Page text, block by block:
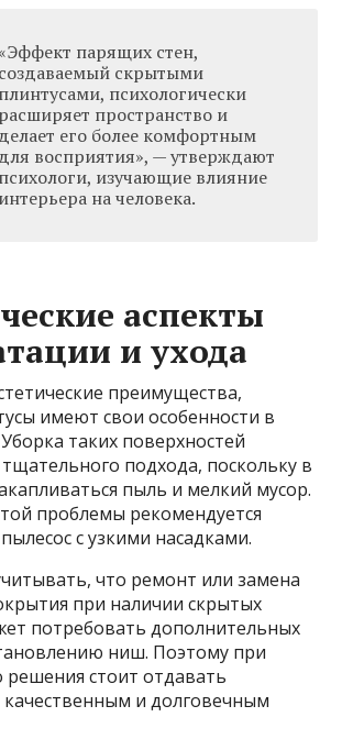
парящих стен,
создаваемый скрытыми
плинтусами, психологически
расширяет пространство и
делает его более комфортным
для восприятия», — утверждают
психологи, изучающие влияние
интерьера на человека.
аспекты
и ухода
преимущества,
имеют свои особенности в
таких поверхностей
подхода, поскольку в
пыль и мелкий мусор.
проблемы рекомендуется
с узкими насадками.
что ремонт или замена
при наличии скрытых
потребовать дополнительных
ниш. Поэтому при
решения стоит отдавать
и долговечным